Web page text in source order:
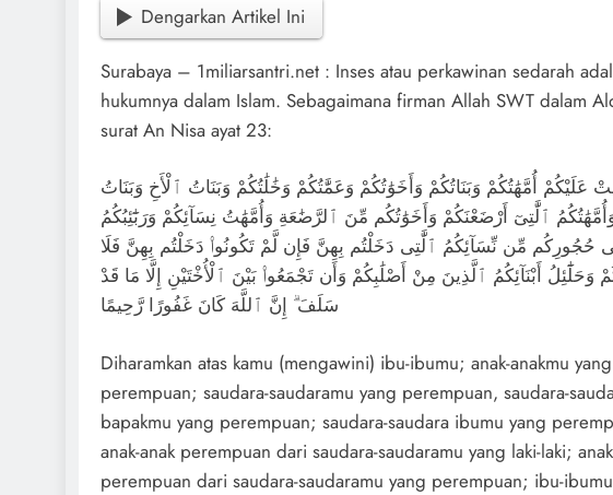
Dengarkan Artikel Ini
Surabaya – 1miliarsantri.net : Inses atau perkawinan sedarah
hukumnya dalam Islam. Sebagaimana firman Allah SWT dalam
surat An Nisa ayat 23:
عَلَيْكُمْ أُمَّهَٰتُكُمْ وَبَنَاتُكُمْ وَأَخَوَٰتُكُمْ وَعَمَّٰتُكُمْ وَخَٰلَٰتُكُمْ وَبَنَاتُ ٱلْأَخِ وَبَنَاتُ
ٱلَّٰتِىٓ أَرْضَعْنَكُمْ وَأَخَوَٰتُكُم مِّنَ ٱلرَّضَٰعَةِ وَأُمَّهَٰتُ نِسَآئِكُمْ وَرَبَٰٓئِبُكُمُ
حُجُورِكُم مِّن نِّسَآئِكُمُ ٱلَّٰتِى دَخَلْتُم بِهِنَّ فَإِن لَّمْ تَكُونُوا۟ دَخَلْتُم بِهِنَّ فَلَا
وَحَلَٰٓئِلُ أَبْنَآئِكُمُ ٱلَّذِينَ مِنْ أَصْلَٰبِكُمْ وَأَن تَجْمَعُوا۟ بَيْنَ ٱلْأُخْتَيْنِ إِلَّا مَا قَدْ
سَلَفَ ۗ إِنَّ ٱللَّهَ كَانَ غَفُورًا رَّحِيمًا
Diharamkan atas kamu (mengawini) ibu-ibumu; anak-anakmu yang
perempuan; saudara-saudaramu yang perempuan, saudara-
bapakmu yang perempuan; saudara-saudara ibumu yang
anak-anak perempuan dari saudara-saudaramu yang laki-laki;
perempuan dari saudara-saudaramu yang perempuan; ibu-